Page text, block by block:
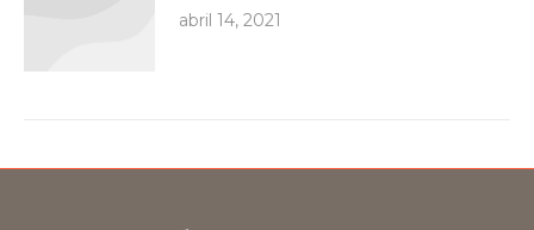
abril 14, 2021